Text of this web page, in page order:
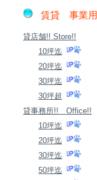
賃貸 事業用
貸店舗!! Store!!
10坪迄
20坪迄
30坪迄
30坪超
貸事務所!! Office!!
10坪迄
20坪迄
30坪迄
50坪迄